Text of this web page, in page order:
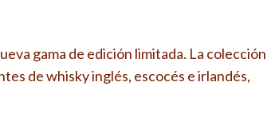
gama de edición limitada. La colección
de whisky inglés, escocés e irlandés,